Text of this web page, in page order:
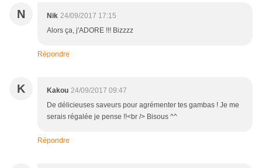
N Nik 24/09/2017 17:15
Alors ça, j'ADORE !!! Bizzzz
Répondre
K Kakou 24/09/2017 09:47
De délicieuses saveurs pour agrémenter tes gambas ! Je me
serais régalée je pense !!<br /> Bisous ^^
Répondre